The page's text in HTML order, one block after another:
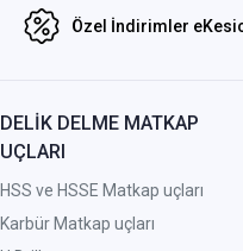
Özel İndirimler
DELİK DELME MATKAP
UÇLARI
HSS ve HSSE Matkap uçları
Karbür Matkap uçları